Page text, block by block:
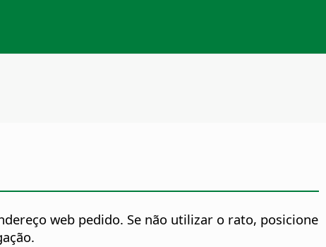
web pedido. Se não utilizar o rato, posicione